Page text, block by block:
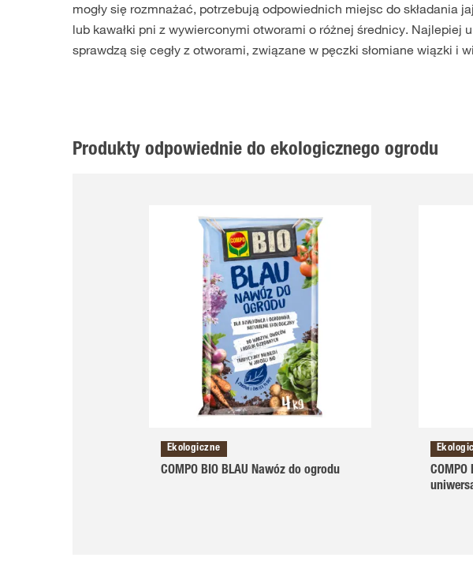
mogły się rozmnażać, potrzebują odpowiednich miejsc do składania
lub kawałki pni z wywierconymi otworami o różnej średnicy. Najlepiej
sprawdzą się cegły z otworami, związane w pęczki słomiane wiązki i
Produkty odpowiednie do ekologicznego ogrodu
Ekologiczne
COMPO BIO BLAU Nawóz do ogrodu
COMPO